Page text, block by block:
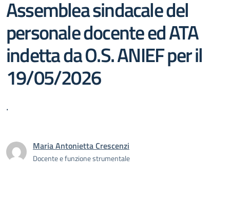
Assemblea sindacale del
personale docente ed ATA
indetta da O.S. ANIEF per il
19/05/2026
.
Maria Antonietta Crescenzi
Docente e funzione strumentale